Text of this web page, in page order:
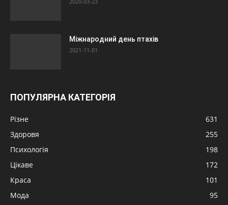
Міжнародний день птахів
2021-11-01
ПОПУЛЯРНА КАТЕГОРІЯ
Різне
631
Здоровя
255
Психологія
198
Цікаве
172
Краса
101
Мода
95